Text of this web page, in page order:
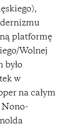
platformę
Wolnej
było
w
na całym
Nono-